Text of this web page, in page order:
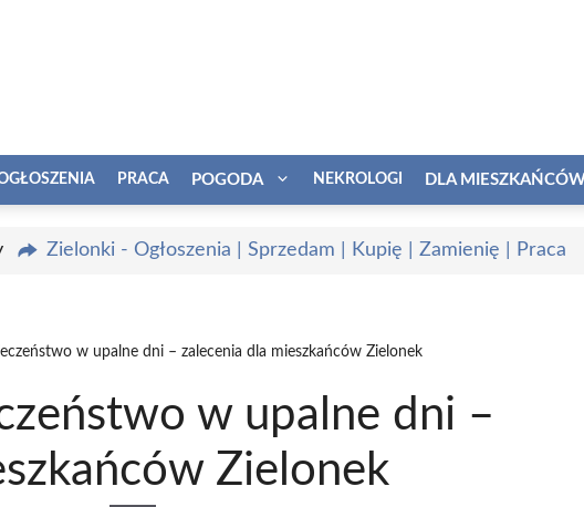
PRACA POGODA NEKROLOGI DLA
Zielonki - Ogłoszenia | Sprzedam | Kupię | Zamienię | Praca
w upalne dni – zalecenia dla mieszkańców Zielonek
w upalne dni –
Zielonek